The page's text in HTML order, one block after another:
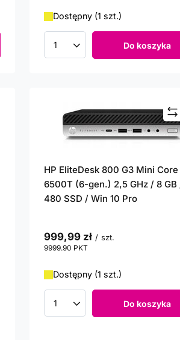
Dostępny (1 szt.)
Ilość produktów Do koszyka
HP EliteDesk 800 G3 Mini
6500T (6-gen.) 2,5 GHz / 8 GB
480 SSD / Win 10 Pro
999,99 zł / szt.
9999.90 PKT
Dostępny (1 szt.)
Ilość produktów Do koszyka